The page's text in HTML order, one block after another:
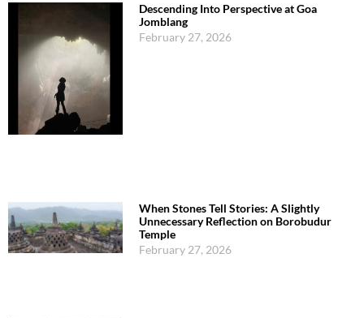
Descending Into Perspective at Goa
Jomblang
February 27, 2026
When Stones Tell Stories: A Slightly
Unnecessary Reflection on Borobudur
Temple
February 27, 2026